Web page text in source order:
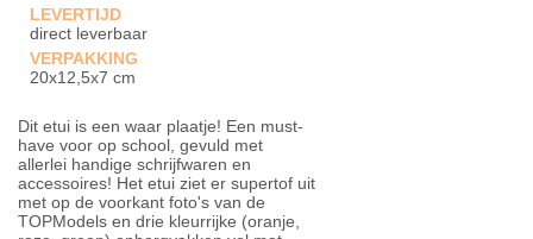
LEVERTIJD
direct leverbaar
VERPAKKING
20x12,5x7 cm
Dit etui is een waar plaatje! Een must-
have voor op school, gevuld met
allerlei handige schrijfwaren en
accessoires! Het etui ziet er supertof uit
met op de voorkant foto's van de
TOPModels en drie kleurrijke (oranje,